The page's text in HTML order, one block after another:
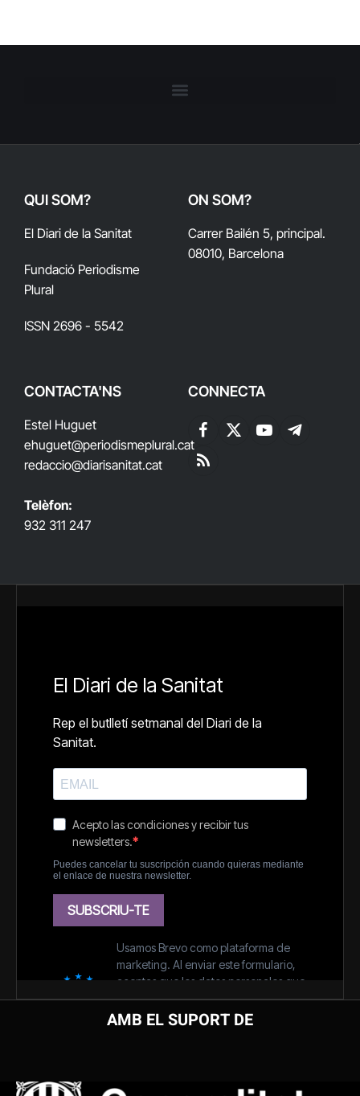
QUI SOM?
El Diari de la Sanitat
Fundació Periodisme
Plural
ISSN 2696 - 5542
ON SOM?
Carrer Bailén 5, principal.
08010, Barcelona
CONTACTA'NS
Estel Huguet
ehuguet@periodismeplural.cat
redaccio@diarisanitat.cat
Telèfon:
932 311 247
CONNECTA
Facebook
X
YouTubeTelegram
RSS
AMB EL SUPORT DE